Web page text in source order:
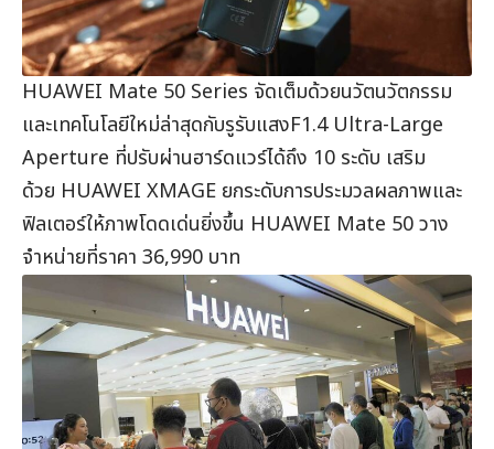
HUAWEI Mate 50 Series จัดเต็มด้วยนวัตนวัตกรรม
และเทคโนโลยีใหม่ล่าสุดกับรูรับแสงF1.4 Ultra-Large
Aperture ที่ปรับผ่านฮาร์ดแวร์ได้ถึง 10 ระดับ เสริม
ด้วย HUAWEI XMAGE ยกระดับการประมวลผลภาพและ
ฟิลเตอร์ให้ภาพโดดเด่นยิ่งขึ้น HUAWEI Mate 50 วาง
จำหน่ายที่ราคา 36,990 บาท